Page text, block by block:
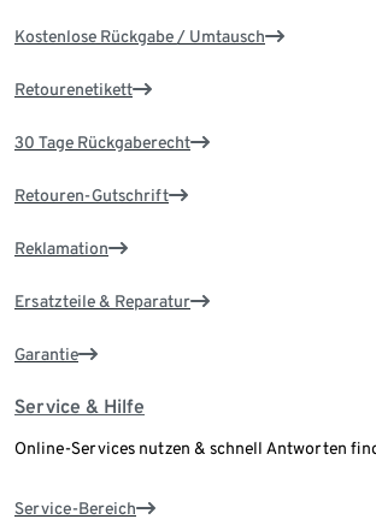
Kostenlose Rückgabe / Umtausch
Retourenetikett
30 Tage Rückgaberecht
Retouren-Gutschrift
Reklamation
Ersatzteile & Reparatur
Garantie
Service & Hilfe
Online-Services nutzen & schnell Antworten
Service-Bereich